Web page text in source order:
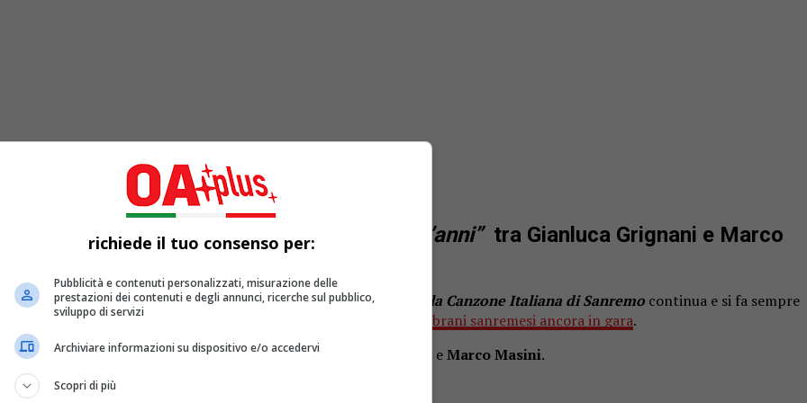
di finale di “Vorrei cantarti fra cent’anni” tra Gianluca Grignani e Marco
per decretare la “canzone più bella” della storia delFestival della Canzone Italiana di Sanremo continua e si fa sempre
giunti aisedicesimidi finale in cui continueranno a sfidarsi tutti i brani sanremesi ancora in gara.
più apprezzati della musica italiana:Gianluca Grignani eMarco Masini.
richiede il tuo consenso per:
Pubblicità e contenuti personalizzati, misurazione delle
prestazioni dei contenuti e degli annunci, ricerche sul pubblico,
sviluppo di servizi
Archiviare informazioni su dispositivo e/o accedervi
Scopri di più